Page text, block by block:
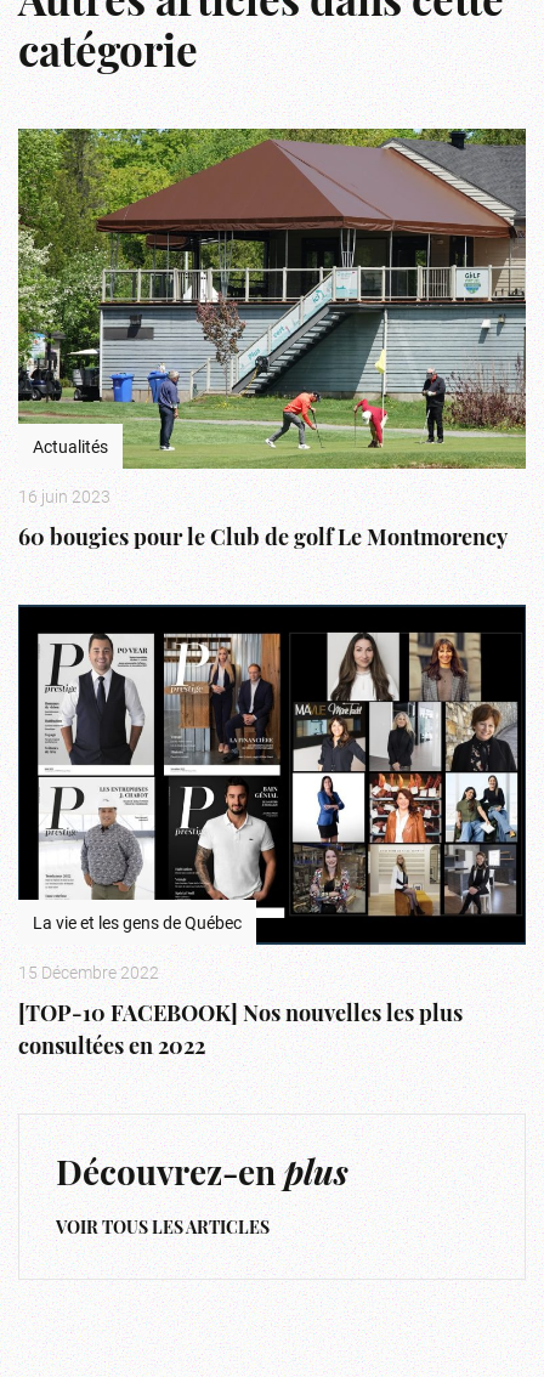
catégorie
Actualités
16 juin 2023
60 bougies pour le Club de golf Le Montmorency
La vie et les gens de Québec
15 Décembre 2022
[TOP-10 FACEBOOK] Nos nouvelles les plus
consultées en 2022
Découvrez-enplus
VOIR TOUS LES ARTICLES